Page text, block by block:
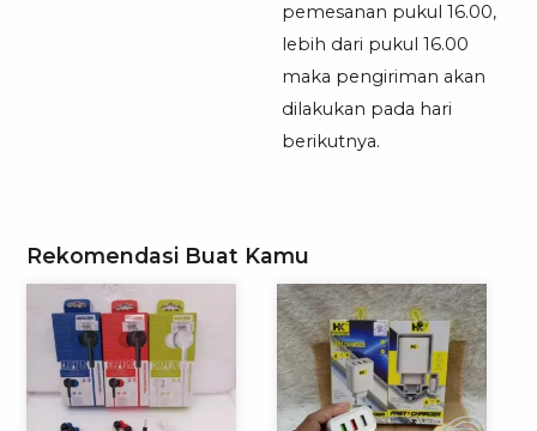
pemesanan pukul 16.00,
lebih dari pukul 16.00
maka pengiriman akan
dilakukan pada hari
berikutnya.
Rekomendasi Buat Kamu